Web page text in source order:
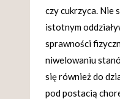
czy cukrzyca. Nie
istotnym
sprawności
niwelowaniu
się również do
pod postacią